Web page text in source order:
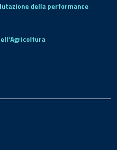
della performance